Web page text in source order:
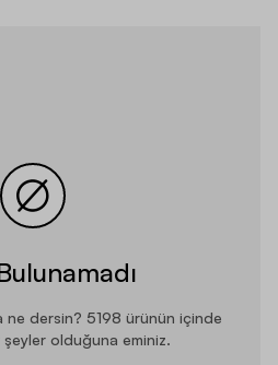
ne dersin? 5198 ürünün içinde
olduğuna eminiz.